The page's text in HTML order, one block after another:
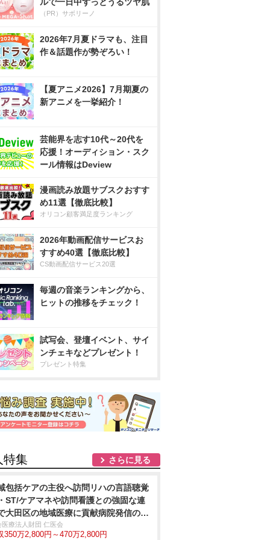
（PR）サボリーノ
2026年7月夏ドラマも、注目
作＆話題作が勢ぞろい！
【夏アニメ2026】7月期夏の
新アニメを一挙紹介！
芸能界を志す10代～20代を
応援！オーディション・スク
ール情報はDeview
漫画読み放題サブスクおすす
め11選【徹底比較】
オリコン顧客満足度ランキング
2026年動画配信サービスお
すすめ40選【徹底比較】
CS動画配信サービス20選
毎週の音楽ランキングから、
ヒットの推移をチェック！
試写会、登壇イベント、サイ
ンチェキなどプレゼント！
プレゼント特集
特集 さらに見る
包括ケアの主役へ訪問リハの言語聴覚
ST/ケアマネや訪問看護との強固な連
大田区の地域医療に貢献病院発信の安
制
医療法人財団 仁医会
350万2,800円～470万2,800円